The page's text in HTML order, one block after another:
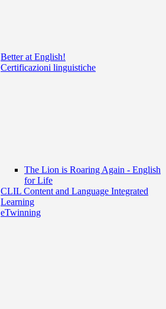
Better at English!
Certificazioni linguistiche
The Lion is Roaring Again - English
for Life
CLIL Content and Language Integrated
Learning
eTwinning